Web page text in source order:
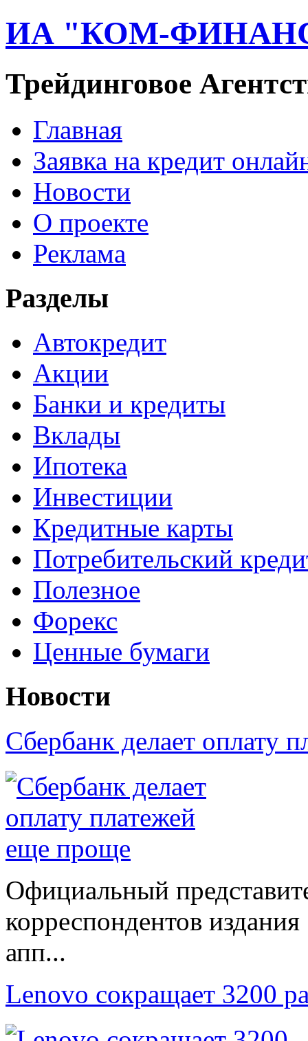
ИА "КОМ-
Трейдинговое
Главная
Заявка на кредит
Новости
О проекте
Реклама
Разделы
Автокредит
Акции
Банки и кредиты
Вклады
Ипотека
Инвестиции
Кредитные карты
Потребительский
Полезное
Форекс
Ценные бумаги
Новости
Сбербанк делает
Официальный
корреспондентов
апп...
Lenovo сокращает 3200